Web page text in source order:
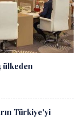
ülkeden
Türkiye'yi